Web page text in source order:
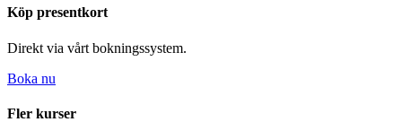
Köp presentkort
Direkt via vårt bokningssystem.
Boka nu
Fler kurser